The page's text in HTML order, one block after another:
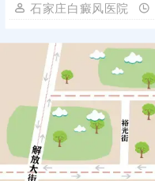
石家庄白癜风医院